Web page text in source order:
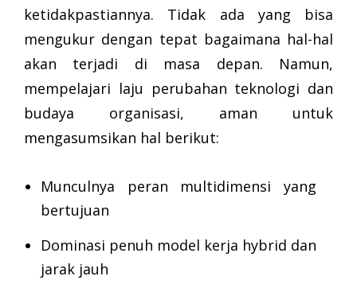
ketidakpastiannya. Tidak ada yang bisa
mengukur dengan tepat bagaimana hal-hal
akan terjadi di masa depan. Namun,
mempelajari laju perubahan teknologi dan
budaya organisasi, aman untuk
mengasumsikan hal berikut:
Munculnya peran multidimensi yang
bertujuan
Dominasi penuh model kerja hybrid dan
jarak jauh